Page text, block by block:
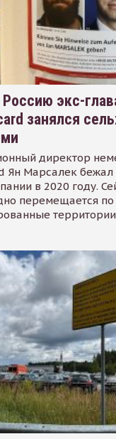
экс-
занялся
директор
Ян Марсалек бежал
в 2020 году.
перемещается